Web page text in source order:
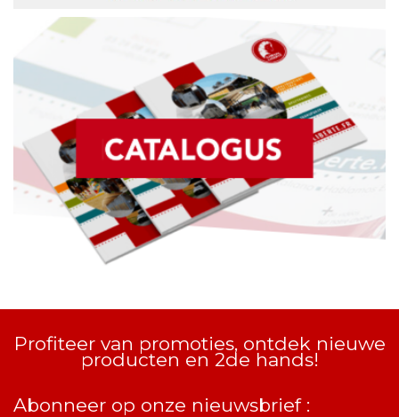
Profiteer van promoties, ontdek nieuwe
producten en 2de hands!
Abonneer op onze nieuwsbrief :